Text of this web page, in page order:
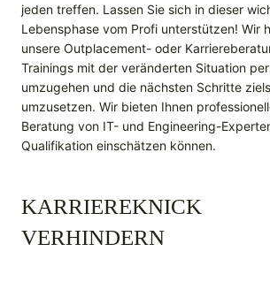
jeden treffen. Lassen Sie sich in dieser
Lebensphase vom Profi unterstützen! Wir
unsere Outplacement- oder
Trainings mit der veränderten Situation
umzugehen und die nächsten Schritte
umzusetzen. Wir bieten Ihnen
Beratung von IT- und Engineering-
Qualifikation einschätzen können.
KARRIEREKNICK
VERHINDERN